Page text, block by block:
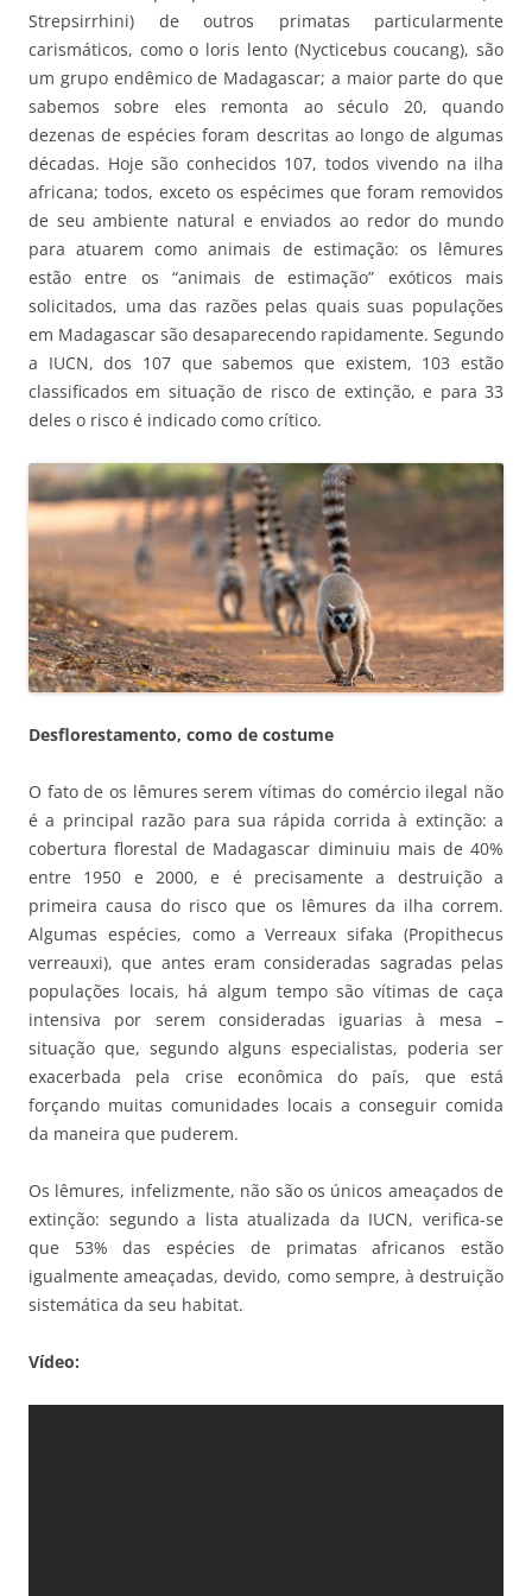
Strepsirrhini) de outros primatas particularmente
carismáticos, como o loris lento (Nycticebus coucang), são
um grupo endêmico de Madagascar; a maior parte do que
sabemos sobre eles remonta ao século 20, quando
dezenas de espécies foram descritas ao longo de algumas
décadas. Hoje são conhecidos 107, todos vivendo na ilha
africana; todos, exceto os espécimes que foram removidos
de seu ambiente natural e enviados ao redor do mundo
para atuarem como animais de estimação: os lêmures
estão entre os “animais de estimação” exóticos mais
solicitados, uma das razões pelas quais suas populações
em Madagascar são desaparecendo rapidamente. Segundo
a IUCN, dos 107 que sabemos que existem, 103 estão
classificados em situação de risco de extinção, e para 33
deles o risco é indicado como crítico.
Desflorestamento, como de costume
O fato de os lêmures serem vítimas do comércio ilegal não
é a principal razão para sua rápida corrida à extinção: a
cobertura florestal de Madagascar diminuiu mais de 40%
entre 1950 e 2000, e é precisamente a destruição a
primeira causa do risco que os lêmures da ilha correm.
Algumas espécies, como a Verreaux sifaka (Propithecus
verreauxi), que antes eram consideradas sagradas pelas
populações locais, há algum tempo são vítimas de caça
intensiva por serem consideradas iguarias à mesa –
situação que, segundo alguns especialistas, poderia ser
exacerbada pela crise econômica do país, que está
forçando muitas comunidades locais a conseguir comida
da maneira que puderem.
Os lêmures, infelizmente, não são os únicos ameaçados de
extinção: segundo a lista atualizada da IUCN, verifica-se
que 53% das espécies de primatas africanos estão
igualmente ameaçadas, devido, como sempre, à destruição
sistemática da seu habitat.
Vídeo: